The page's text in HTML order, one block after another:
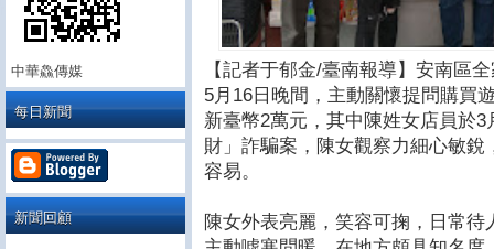
【記者于郁金/臺南報導】安南區
5月16日晚間，主動關懷提問購買
新臺幣2萬元，其中陳姓女店員於
財」詐騙案，陳女觀察力細心敏
容易。
陳女外表亮麗，笑容可掬，日常
中華鱻傳媒
每日新聞
新聞回顧